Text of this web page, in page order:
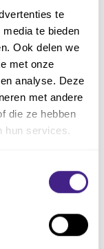
te
te bieden
Ook delen we
met onze
analyse. Deze
met andere
die ze hebben
hun services.
de
Kantoor
zegt Hees.
ontsluiten
klanten